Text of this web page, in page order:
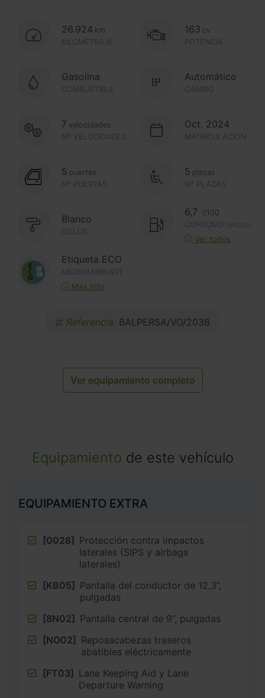
26.924 km
KILOMETRAJE
163 cv
POTENCIA
Gasolina
COMBUSTIBLE CAMBIO
Automático
Nº VELOCIDADES
7 velocidades Oct. 2024
MATRICULACIÓN
Nº PUERTAS
5 puertas
Nº PLAZAS
5 plazas
Blanco
COLOR
6,7
l/100
CONSUMO
(MEDIO)
Ver todos
Etiqueta ECO
MEDIOAMBIENTE
Más info
Referencia: BALPERSA/VO/2038
Ver equipamiento completo
Equipamiento de este vehículo
EQUIPAMIENTO EXTRA
[0028] Protección contra impactos
laterales (SIPS y airbags
laterales)
[KB05] Pantalla del conductor de 12,3”,
pulgadas
[8N02]
Pantalla central de 9”, pulgadas
[NO02] Reposacabezas traseros
abatibles eléctricamente
[FT03] Lane Keeping Aid y Lane
Departure Warning